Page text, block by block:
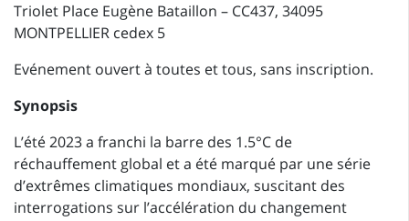
Triolet Place Eugène Bataillon – CC437, 34095
MONTPELLIER cedex 5
Evénement ouvert à toutes et tous, sans inscription.
Synopsis
L’été 2023 a franchi la barre des 1.5°C de
réchauffement global et a été marqué par une série
d’extrêmes climatiques mondiaux, suscitant des
interrogations sur l’accélération du changement